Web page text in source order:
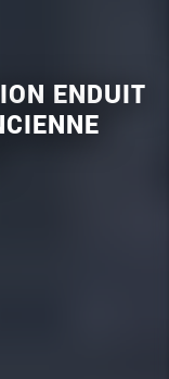
ENDUIT